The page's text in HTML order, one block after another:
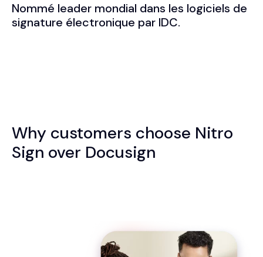
Nommé leader mondial dans les logiciels de
signature électronique par IDC.
Why customers choose Nitro
Sign over Docusign